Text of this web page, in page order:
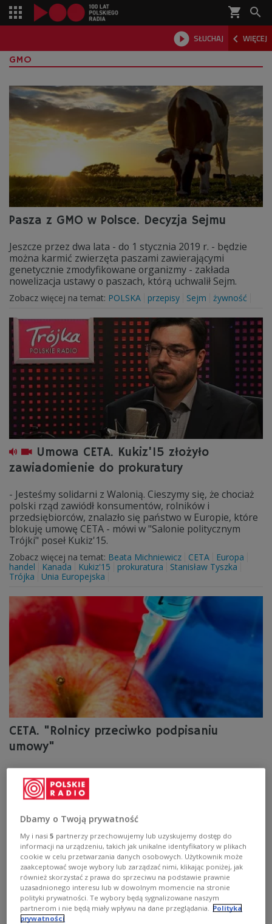
shopping_cart 
 SŁUCHAJ  WIĘCEJ

GMO
Pasza z GMO w Polsce. Decyzja Sejmu
Jeszcze przez dwa lata - do 1 stycznia 2019 r. - będzie
można karmić zwierzęta paszami zawierającymi
genetycznie zmodyfikowane organizmy - zakłada
nowelizacja ustawy o paszach, którą uchwalił Sejm.
Zobacz więcej na temat: POLSKA przepisy Sejm żywność
Umowa CETA. Kukiz'15 złożyło
zawiadomienie do prokuratury
- Jesteśmy solidarni z Walonią. Cieszymy się, że chociaż
polski rząd zawiódł konsumentów, rolników i
przedsiębiorców, znalazło się państwo w Europie, które
blokuję umowę CETA - mówi w "Salonie politycznym
Trójki" poseł Kukiz'15.
Zobacz więcej na temat: Beata Michniewicz CETA
Europa
handel
Kanada Kukiz'15 prokuratura
Stanisław Tyszka
Trójka
Unia Europejska
CETA. "Rolnicy przeciwko podpisaniu
umowy"
Rolnicy są przeciwko podpisaniu umowy o wolnym
handlu między UE a Kanadą, widząc realne zagrożenia
dla polskich gospodarstw rodzinnych i rolnictwa -
środę wieczorem głos w debacie na temat CETA.
Zobacz więcej na temat:CETA handel Kanada
rolnictwo
rolnicy Unia Europejska żywność
Dbamy o Twoją prywatność
My i nasi5 partnerzy przechowujemy lub uzyskujemy dostęp do
informacji na urządzeniu, takich jak unikalne identyfikatory w plikach
cookie w celu przetwarzania danych osobowych. Użytkownik może
zaakceptować swoje wybory lub zarządzać nimi, klikając poniżej, jak
również skorzystać z prawa do sprzeciwu na podstawie prawnie
uzasadnionego interesu lub w dowolnym momencie na stronie
polityki prywatności. Te wybory będą sygnalizowane naszym
partnerom i nie będą miały wpływu na dane przeglądania. Polityka
prywatności